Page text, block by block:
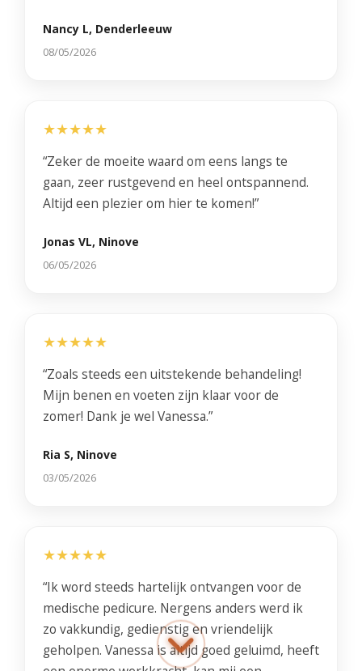
Nancy L, Denderleeuw
08/05/2026
★★★★★
“Zeker de moeite waard om eens langs te
gaan, zeer rustgevend en heel ontspannend.
Altijd een plezier om hier te komen!”
Jonas VL, Ninove
06/05/2026
★★★★★
“Zoals steeds een uitstekende behandeling!
Mijn benen en voeten zijn klaar voor de
zomer! Dank je wel Vanessa.”
Ria S, Ninove
03/05/2026
★★★★★
“Ik word steeds hartelijk ontvangen voor de
medische pedicure. Nergens anders werd ik
zo vakkundig, gedienstig en vriendelijk
geholpen. Vanessa is altijd goed geluimd, heeft